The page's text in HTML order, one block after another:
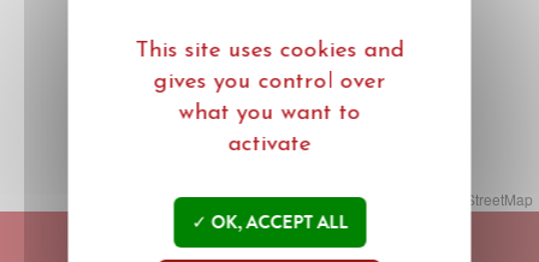
Leaflet| ©Mapbox OpenStreetMap
This site uses cookies and
gives you control over
what you want to
activate
OK, ACCEPT ALL